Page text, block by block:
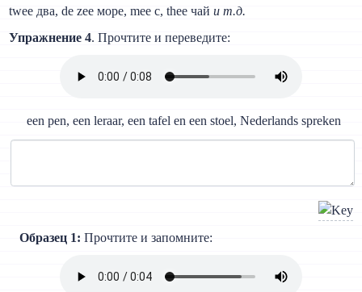
twee два, de zee море, mee с, thee чайи т.д.
Упражнение 4. Прочтите и переведите:
een pen, een leraar, een tafel en een stoel, Nederlands spreken
Образец 1: Прочтите и запомните: